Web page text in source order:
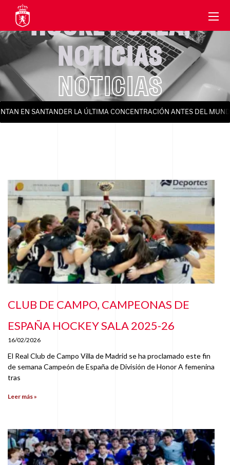
HOCKEY SALA,
NOTICIAS
NOTICIAS
EN SANTANDER LA ÚLTIMA CONCENTRACIÓN ANTES DEL
CLUB DE CAMPO, CAMPEONAS DE
ESPAÑA HOCKEY SALA 2025-26
16/02/2026
El Real Club de Campo Villa de Madrid se ha proclamado este fin
de semana Campeón de España de División de Honor A femenina
tras
Leer más »